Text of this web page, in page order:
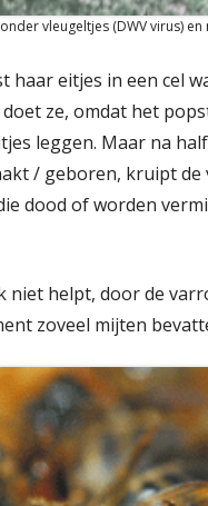
vleugeltjes (DWV virus)
haar eitjes in een cel
ze, omdat het
leggen. Maar na
/ geboren, kruipt de
dood of worden
niet helpt, door de
zoveel mijten